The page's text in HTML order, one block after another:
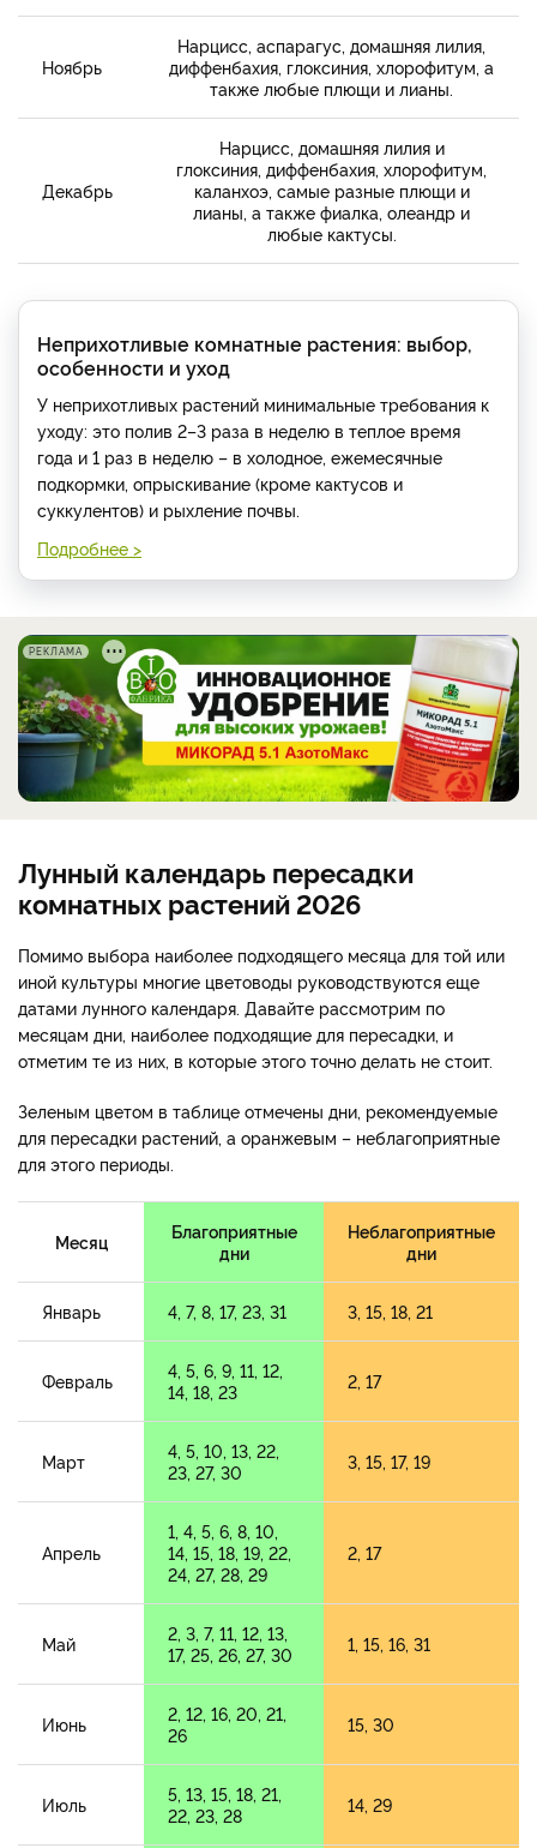
Ноябрь
Нарцисс, аспарагус, домашняя лилия,
диффенбахия, глоксиния, хлорофитум, а
также любые плющи и лианы.
Декабрь
Нарцисс, домашняя лилия и
глоксиния, диффенбахия, хлорофитум,
каланхоэ, самые разные плющи и
лианы, а также фиалка, олеандр и
любые кактусы.
Неприхотливые комнатные растения: выбор,
особенности и уход
У неприхотливых растений минимальные требования к
уходу: это полив 2–3 раза в неделю в теплое время
года и 1 раз в неделю – в холодное, ежемесячные
подкормки, опрыскивание (кроме кактусов и
суккулентов) и рыхление почвы.
Подробнее >
РЕКЛАМА
Лунный календарь пересадки
комнатных растений 2026
Помимо выбора наиболее подходящего месяца для той или
иной культуры многие цветоводы руководствуются еще
датами лунного календаря. Давайте рассмотрим по
месяцам дни, наиболее подходящие для пересадки, и
отметим те из них, в которые этого точно делать не стоит.
Зеленым цветом в таблице отмечены дни, рекомендуемые
для пересадки растений, а оранжевым – неблагоприятные
для этого периоды.
Месяц
Благоприятные
дни
Неблагоприятные
дни
Январь 4, 7, 8, 17, 23, 31 3, 15, 18, 21
Февраль
4, 5, 6, 9, 11, 12,
14, 18, 23
2, 17
Март
4, 5, 10, 13, 22,
23, 27, 30
3, 15, 17, 19
Апрель
1, 4, 5, 6, 8, 10,
14, 15, 18, 19, 22,
24, 27, 28, 29
2, 17
Май
2, 3, 7, 11, 12, 13,
17, 25, 26, 27, 30
1, 15, 16, 31
Июнь
2, 12, 16, 20, 21,
26
15, 30
Июль
5, 13, 15, 18, 21,
22, 23, 28
14, 29